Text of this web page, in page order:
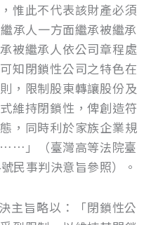
惟此不代表該財產必須
承人一方面繼承被繼承
被繼承人依公司章程處
知閉鎖性公司之特色在
，限制股東轉讓股份及
維持閉鎖性，俾創造符
，同時利於家族企業規
」（臺灣高等法院臺
民事判決意旨參照）。
旨略以：「閉鎖性公